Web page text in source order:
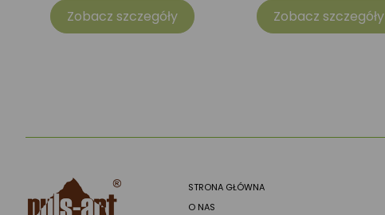
Zobacz szczegóły Zobacz szczegóły
STRONA GŁÓWNA
O NAS